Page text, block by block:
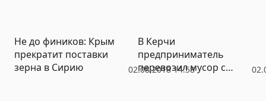
02.08.2018 14:58
Не до фиников: Крым
прекратит поставки
зерна в Сирию
В Керчи
предприниматель
перевозил мусор с